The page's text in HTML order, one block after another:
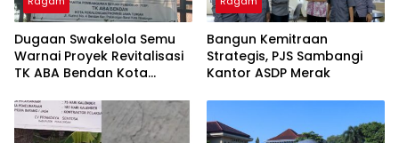
Dugaan Swakelola Semu
Warnai Proyek Revitalisasi
TK ABA Bendan Kota
Bangun Kemitraan
Strategis, PJS Sambangi
Kantor ASDP Merak